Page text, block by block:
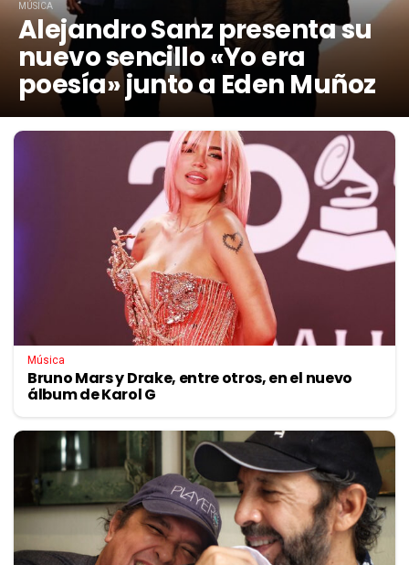
MÚSICA
Alejandro Sanz presenta su
nuevo sencillo «Yo era
poesía» junto a Eden Muñoz
Música
Bruno Mars y Drake, entre otros, en el nuevo
álbum de Karol G